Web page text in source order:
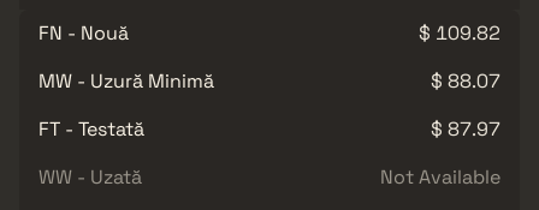
FN - Nouă
$ 109.82
MW - Uzură Minimă
$ 88.07
FT - Testată
$ 87.97
WW - Uzată
Not Available